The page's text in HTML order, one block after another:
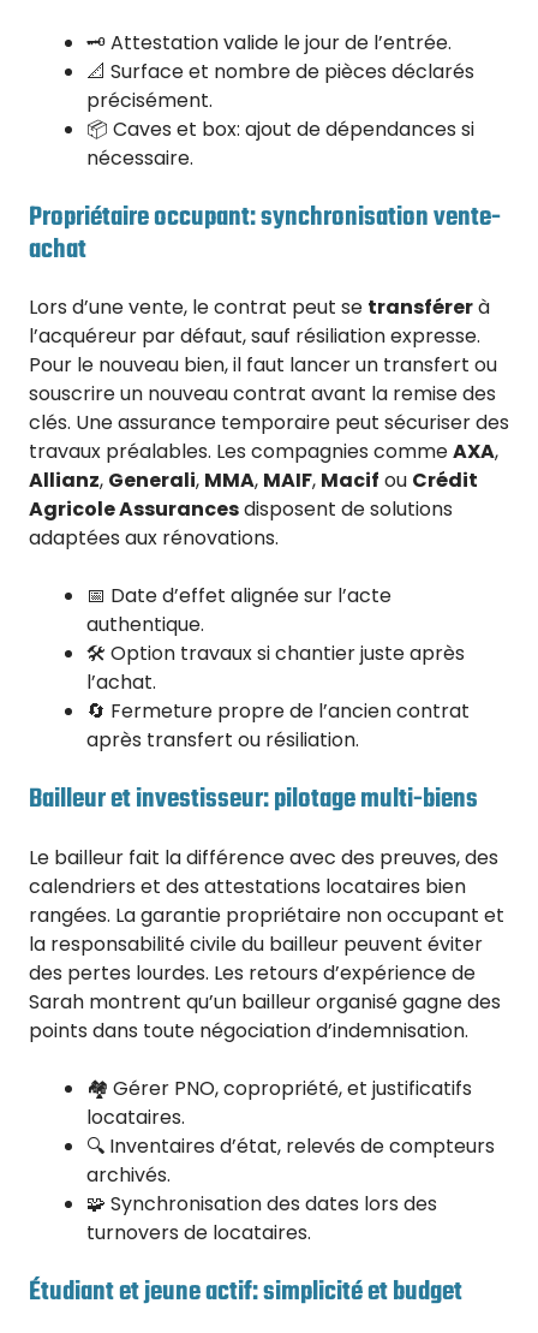
🗝️ Attestation valide le jour de l’entrée.
📐 Surface et nombre de pièces déclarés
précisément.
📦 Caves et box: ajout de dépendances si
nécessaire.
Propriétaire occupant: synchronisation vente-
achat
Lors d’une vente, le contrat peut se transférerà
l’acquéreur par défaut, sauf résiliation expresse.
Pour le nouveau bien, il faut lancer un transfert ou
souscrire un nouveau contrat avant la remise des
clés. Une assurance temporaire peut sécuriser des
travaux préalables. Les compagnies commeAXA,
Allianz, Generali, MMA, MAIF, Macif ou Crédit
Agricole Assurancesdisposent de solutions
adaptées aux rénovations.
📅 Date d’effet alignée sur l’acte
authentique.
🛠️ Option travaux si chantier juste après
l’achat.
🔄 Fermeture propre de l’ancien contrat
après transfert ou résiliation.
Bailleur et investisseur: pilotage multi-biens
Le bailleur fait la différence avec des preuves, des
calendriers et des attestations locataires bien
rangées. La garantie propriétaire non occupant et
la responsabilité civile du bailleur peuvent éviter
des pertes lourdes. Les retours d’expérience de
Sarah montrent qu’un bailleur organisé gagne des
points dans toute négociation d’indemnisation.
🏘️ Gérer PNO, copropriété, et justificatifs
locataires.
🔍 Inventaires d’état, relevés de compteurs
archivés.
🧩 Synchronisation des dates lors des
turnovers de locataires.
Étudiant et jeune actif: simplicité et budget